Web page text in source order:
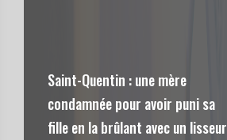
Saint-Quentin : une mère
condamnée pour avoir puni sa
fille en la brûlant avec un lisseur